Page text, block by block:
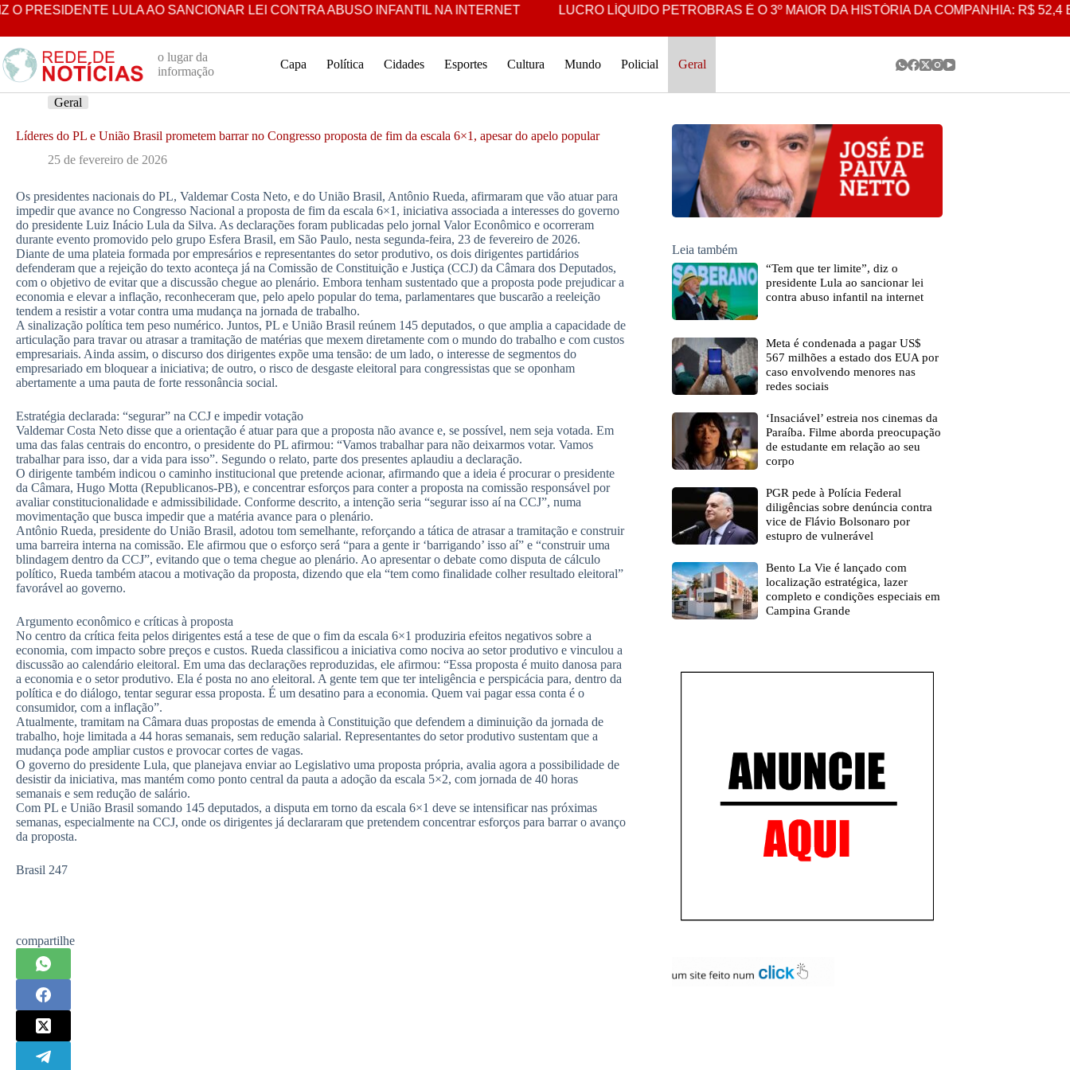
Pular
o
conteúdo
LULA AO SANCIONAR LEI CONTRA ABUSO INFANTIL NA INTERNET LUCRO LÍQUIDO PETROBRAS É O 3º MAIOR DA HISTÓRIA DA COMPANHIA: R$ 52,4
o lugar da
informação
Capa Política Cidades Esportes Cultura Mundo Policial Geral
Geral
Líderes do PL e União Brasil prometem barrar no Congresso proposta de fim da escala 6×1, apesar do apelo popular
25 de fevereiro de 2026
Os presidentes nacionais do PL, Valdemar Costa Neto, e do União Brasil, Antônio Rueda, afirmaram que vão atuar para
impedir que avance no Congresso Nacional a proposta de fim da escala 6×1, iniciativa associada a interesses do governo
do presidente Luiz Inácio Lula da Silva. As declarações foram publicadas pelo jornal Valor Econômico e ocorreram
durante evento promovido pelo grupo Esfera Brasil, em São Paulo, nesta segunda-feira, 23 de fevereiro de 2026.
Diante de uma plateia formada por empresários e representantes do setor produtivo, os dois dirigentes partidários
defenderam que a rejeição do texto aconteça já na Comissão de Constituição e Justiça (CCJ) da Câmara dos Deputados,
com o objetivo de evitar que a discussão chegue ao plenário. Embora tenham sustentado que a proposta pode prejudicar a
economia e elevar a inflação, reconheceram que, pelo apelo popular do tema, parlamentares que buscarão a reeleição
tendem a resistir a votar contra uma mudança na jornada de trabalho.
A sinalização política tem peso numérico. Juntos, PL e União Brasil reúnem 145 deputados, o que amplia a capacidade de
articulação para travar ou atrasar a tramitação de matérias que mexem diretamente com o mundo do trabalho e com custos
empresariais. Ainda assim, o discurso dos dirigentes expõe uma tensão: de um lado, o interesse de segmentos do
empresariado em bloquear a iniciativa; de outro, o risco de desgaste eleitoral para congressistas que se oponham
abertamente a uma pauta de forte ressonância social.
Estratégia declarada: “segurar” na CCJ e impedir votação
Valdemar Costa Neto disse que a orientação é atuar para que a proposta não avance e, se possível, nem seja votada. Em
uma das falas centrais do encontro, o presidente do PL afirmou: “Vamos trabalhar para não deixarmos votar. Vamos
trabalhar para isso, dar a vida para isso”. Segundo o relato, parte dos presentes aplaudiu a declaração.
O dirigente também indicou o caminho institucional que pretende acionar, afirmando que a ideia é procurar o presidente
da Câmara, Hugo Motta (Republicanos-PB), e concentrar esforços para conter a proposta na comissão responsável por
avaliar constitucionalidade e admissibilidade. Conforme descrito, a intenção seria “segurar isso aí na CCJ”, numa
movimentação que busca impedir que a matéria avance para o plenário.
Antônio Rueda, presidente do União Brasil, adotou tom semelhante, reforçando a tática de atrasar a tramitação e construir
uma barreira interna na comissão. Ele afirmou que o esforço será “para a gente ir ‘barrigando’ isso aí” e “construir uma
blindagem dentro da CCJ”, evitando que o tema chegue ao plenário. Ao apresentar o debate como disputa de cálculo
político, Rueda também atacou a motivação da proposta, dizendo que ela “tem como finalidade colher resultado eleitoral”
favorável ao governo.
Argumento econômico e críticas à proposta
No centro da crítica feita pelos dirigentes está a tese de que o fim da escala 6×1 produziria efeitos negativos sobre a
economia, com impacto sobre preços e custos. Rueda classificou a iniciativa como nociva ao setor produtivo e vinculou a
discussão ao calendário eleitoral. Em uma das declarações reproduzidas, ele afirmou: “Essa proposta é muito danosa para
a economia e o setor produtivo. Ela é posta no ano eleitoral. A gente tem que ter inteligência e perspicácia para, dentro da
política e do diálogo, tentar segurar essa proposta. É um desatino para a economia. Quem vai pagar essa conta é o
consumidor, com a inflação”.
Atualmente, tramitam na Câmara duas propostas de emenda à Constituição que defendem a diminuição da jornada de
trabalho, hoje limitada a 44 horas semanais, sem redução salarial. Representantes do setor produtivo sustentam que a
mudança pode ampliar custos e provocar cortes de vagas.
O governo do presidente Lula, que planejava enviar ao Legislativo uma proposta própria, avalia agora a possibilidade de
desistir da iniciativa, mas mantém como ponto central da pauta a adoção da escala 5×2, com jornada de 40 horas
semanais e sem redução de salário.
Com PL e União Brasil somando 145 deputados, a disputa em torno da escala 6×1 deve se intensificar nas próximas
semanas, especialmente na CCJ, onde os dirigentes já declararam que pretendem concentrar esforços para barrar o avanço
da proposta.
Brasil 247
compartilhe
Leia também
“Tem que ter limite”, diz o
presidente Lula ao sancionar lei
contra abuso infantil na internet
Meta é condenada a pagar US$
567 milhões a estado dos EUA por
caso envolvendo menores nas
redes sociais
‘Insaciável’ estreia nos cinemas da
Paraíba. Filme aborda preocupação
de estudante em relação ao seu
corpo
PGR pede à Polícia Federal
diligências sobre denúncia contra
vice de Flávio Bolsonaro por
estupro de vulnerável
Bento La Vie é lançado com
localização estratégica, lazer
completo e condições especiais em
Campina Grande